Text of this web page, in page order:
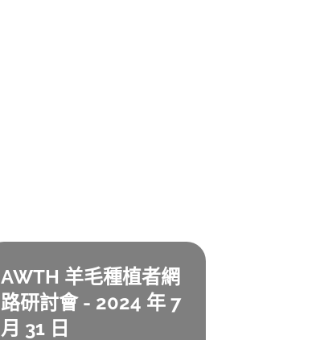
AWTH 羊毛種植者網
路研討會 - 2024 年 7
月 31 日